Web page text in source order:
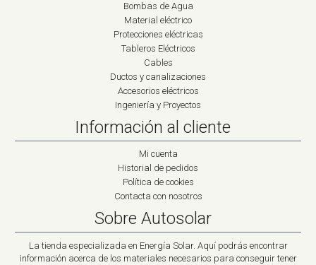
Bombas de Agua
Material eléctrico
Protecciones eléctricas
Tableros Eléctricos
Cables
Ductos y canalizaciones
Accesorios eléctricos
Ingeniería y Proyectos
Información al cliente
Mi cuenta
Historial de pedidos
Política de cookies
Contacta con nosotros
Sobre Autosolar
La tienda especializada en Energía Solar. Aquí podrás encontrar
información acerca de los materiales necesarios para conseguir tener